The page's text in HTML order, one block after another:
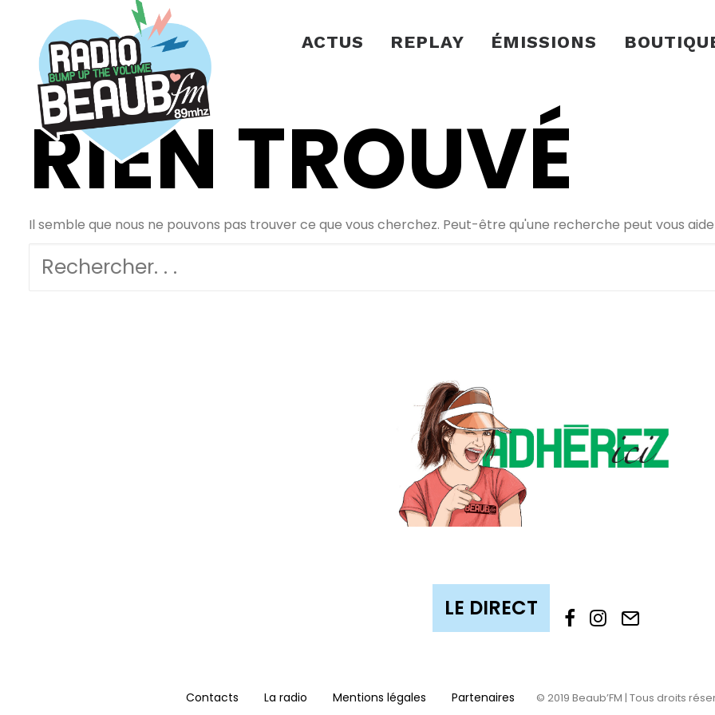
Panneau de gestion des cookies
ACTUS REPLAY ÉMISSIONS
RIEN TROUVÉ
Il semble que nous ne pouvons pas trouver ce que vous cherchez. Peut-être qu'une recherche peut vous
Contacts La radio Mentions légales Partenaires © 2019 Beaub’FM | Tous droits